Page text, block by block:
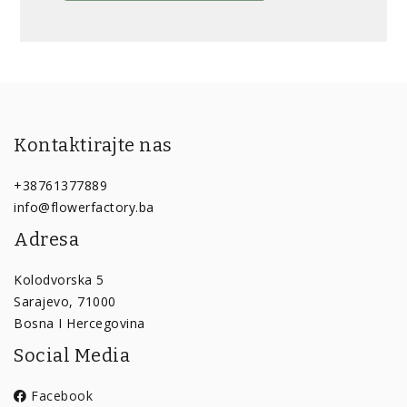
Kontaktirajte nas
+38761377889
info@flowerfactory.ba
Adresa
Kolodvorska 5
Sarajevo, 71000
Bosna I Hercegovina
Social Media
Facebook